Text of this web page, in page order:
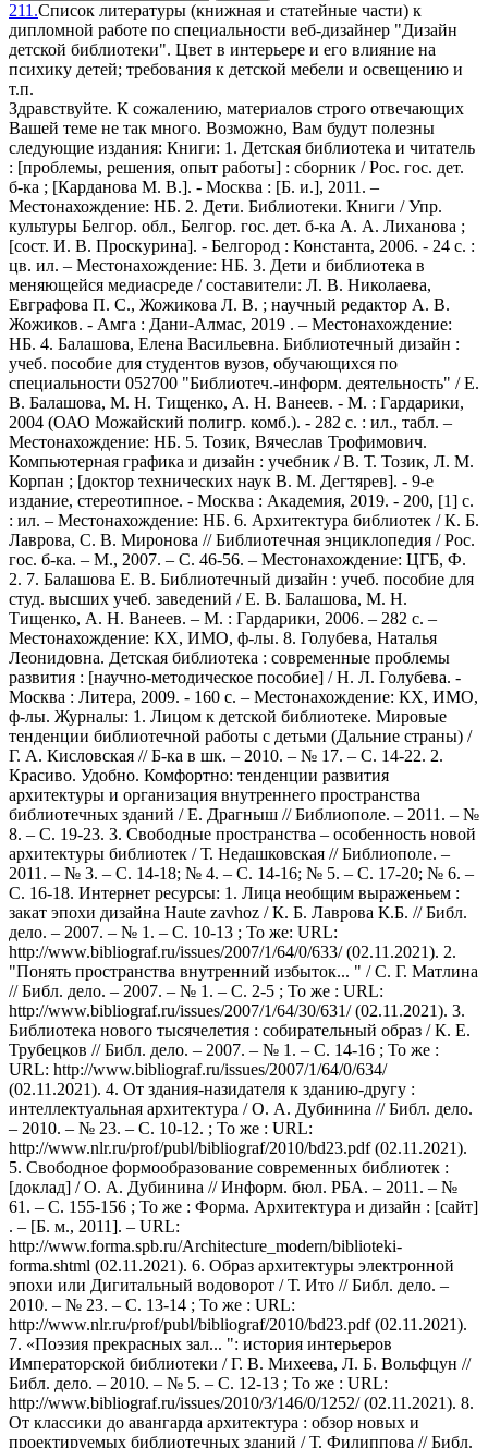
211.Список литературы (книжная и статейные части) к
дипломной работе по специальности веб-дизайнер "Дизайн
детской библиотеки". Цвет в интерьере и его влияние на
психику детей; требования к детской мебели и освещению и
т.п.
Здравствуйте. К сожалению, материалов строго отвечающих
Вашей теме не так много. Возможно, Вам будут полезны
следующие издания: Книги: 1. Детская библиотека и читатель
: [проблемы, решения, опыт работы] : сборник / Рос. гос. дет.
б-ка ; [Карданова М. В.]. - Москва : [Б. и.], 2011. –
Местонахождение: НБ. 2. Дети. Библиотеки. Книги / Упр.
культуры Белгор. обл., Белгор. гос. дет. б-ка А. А. Лиханова ;
[сост. И. В. Проскурина]. - Белгород : Константа, 2006. - 24 с. :
цв. ил. – Местонахождение: НБ. 3. Дети и библиотека в
меняющейся медиасреде / составители: Л. В. Николаева,
Евграфова П. С., Жожикова Л. В. ; научный редактор А. В.
Жожиков. - Амга : Дани-Алмас, 2019 . – Местонахождение:
НБ. 4. Балашова, Елена Васильевна. Библиотечный дизайн :
учеб. пособие для студентов вузов, обучающихся по
специальности 052700 "Библиотеч.-информ. деятельность" / Е.
В. Балашова, М. Н. Тищенко, А. Н. Ванеев. - М. : Гардарики,
2004 (ОАО Можайский полигр. комб.). - 282 с. : ил., табл. –
Местонахождение: НБ. 5. Тозик, Вячеслав Трофимович.
Компьютерная графика и дизайн : учебник / В. Т. Тозик, Л. М.
Корпан ; [доктор технических наук В. М. Дегтярев]. - 9-е
издание, стереотипное. - Москва : Академия, 2019. - 200, [1] с.
: ил. – Местонахождение: НБ. 6. Архитектура библиотек / К. Б.
Лаврова, С. В. Миронова // Библиотечная энциклопедия / Рос.
гос. б-ка. – М., 2007. – С. 46-56. – Местонахождение: ЦГБ, Ф.
2. 7. Балашова Е. В. Библиотечный дизайн : учеб. пособие для
студ. высших учеб. заведений / Е. В. Балашова, М. Н.
Тищенко, А. Н. Ванеев. – М. : Гардарики, 2006. – 282 с. –
Местонахождение: КХ, ИМО, ф-лы. 8. Голубева, Наталья
Леонидовна. Детская библиотека : современные проблемы
развития : [научно-методическое пособие] / Н. Л. Голубева. -
Москва : Литера, 2009. - 160 с. – Местонахождение: КХ, ИМО,
ф-лы. Журналы: 1. Лицом к детской библиотеке. Мировые
тенденции библиотечной работы с детьми (Дальние страны) /
Г. А. Кисловская // Б-ка в шк. – 2010. – № 17. – С. 14-22. 2.
Красиво. Удобно. Комфортно: тенденции развития
архитектуры и организация внутреннего пространства
библиотечных зданий / Е. Драгныш // Библиополе. – 2011. – №
8. – С. 19-23. 3. Свободные пространства – особенность новой
архитектуры библиотек / Т. Недашковская // Библиополе. –
2011. – № 3. – С. 14-18; № 4. – С. 14-16; № 5. – С. 17-20; № 6. –
С. 16-18. Интернет ресурсы: 1. Лица необщим выраженьем :
закат эпохи дизайна Haute zavhoz / К. Б. Лаврова К.Б. // Библ.
дело. – 2007. – № 1. – С. 10-13 ; То же: URL:
http://www.bibliograf.ru/issues/2007/1/64/0/633/ (02.11.2021). 2.
"Понять пространства внутренний избыток... " / С. Г. Матлина
// Библ. дело. – 2007. – № 1. – С. 2-5 ; То же : URL:
http://www.bibliograf.ru/issues/2007/1/64/30/631/ (02.11.2021). 3.
Библиотека нового тысячелетия : собирательный образ / К. Е.
Трубецков // Библ. дело. – 2007. – № 1. – С. 14-16 ; То же :
URL: http://www.bibliograf.ru/issues/2007/1/64/0/634/
(02.11.2021). 4. От здания-назидателя к зданию-другу :
интеллектуальная архитектура / О. А. Дубинина // Библ. дело.
– 2010. – № 23. – С. 10-12. ; То же : URL:
http://www.nlr.ru/prof/publ/bibliograf/2010/bd23.pdf (02.11.2021).
5. Свободное формообразование современных библиотек :
[доклад] / О. А. Дубинина // Информ. бюл. РБА. – 2011. – №
61. – С. 155-156 ; То же : Форма. Архитектура и дизайн : [сайт]
. – [Б. м., 2011]. – URL:
http://www.forma.spb.ru/Architecture_modern/biblioteki-
forma.shtml (02.11.2021). 6. Образ архитектуры электронной
эпохи или Дигитальный водоворот / Т. Ито // Библ. дело. –
2010. – № 23. – С. 13-14 ; То же : URL:
http://www.nlr.ru/prof/publ/bibliograf/2010/bd23.pdf (02.11.2021).
7. «Поэзия прекрасных зал... ": история интерьеров
Императорской библиотеки / Г. В. Михеева, Л. Б. Вольфцун //
Библ. дело. – 2010. – № 5. – С. 12-13 ; То же : URL:
http://www.bibliograf.ru/issues/2010/3/146/0/1252/ (02.11.2021). 8.
От классики до авангарда архитектура : обзор новых и
проектируемых библиотечных зданий / Т. Филиппова // Библ.